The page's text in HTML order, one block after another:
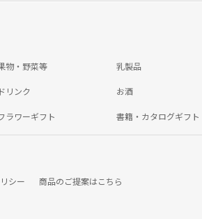
物・野菜等 乳製品
ドリンク お酒
ラワーギフト 書籍・カタログギフト
シー 商品のご提案はこちら